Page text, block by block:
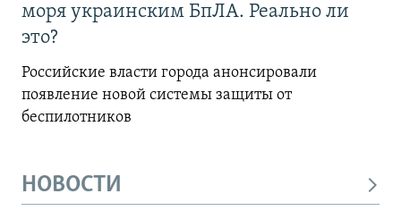
моря украинским БпЛА. Реально ли
это?
Российские власти города анонсировали
появление новой системы защиты от
беспилотников
НОВОСТИ